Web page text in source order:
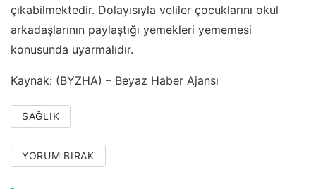
çıkabilmektedir. Dolayısıyla veliler çocuklarını okul
arkadaşlarının paylaştığı yemekleri yememesi
konusunda uyarmalıdır.
Kaynak: (BYZHA) – Beyaz Haber Ajansı
SAĞLIK
YORUM BIRAK